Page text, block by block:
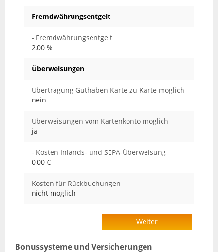
Fremdwährungsentgelt
- Fremdwährungsentgelt
2,00 %
Überweisungen
Übertragung Guthaben Karte zu Karte möglich
nein
Überweisungen vom Kartenkonto möglich
ja
- Kosten Inlands- und SEPA-Überweisung
0,00 €
Kosten für Rückbuchungen
nicht möglich
Weiter
Bonussysteme und Versicherungen